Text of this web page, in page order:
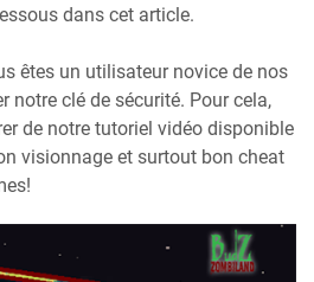
dans cet article.
êtes un utilisateur novice de nos
notre clé de sécurité. Pour cela,
de notre tutoriel vidéo disponible
visionnage et surtout bon cheat